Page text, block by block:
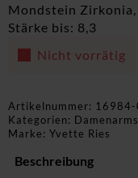
Mondstein Zirkonia,
Stärke bis: 8,3
Nicht vorrätig
Artikelnummer: 16984-
Kategorien:
Marke: Yvette Ries
Beschreibung